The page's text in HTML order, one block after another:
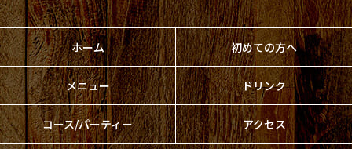
ホーム 初めての方へ
メニュー ドリンク
コース/パーティー アクセス